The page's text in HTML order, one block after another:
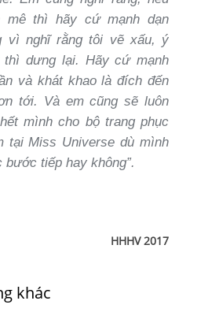
mê thì hãy cứ mạnh dạn
vì nghĩ rằng tôi vẽ xấu, ý
thì dưng lại. Hãy cứ mạnh
và khát khao là đích đến
tới. Và em cũng sẽ luôn
mình cho bộ trang phục
tại Miss Universe dù mình
tiếp hay không”.
HHHV 2017
khác